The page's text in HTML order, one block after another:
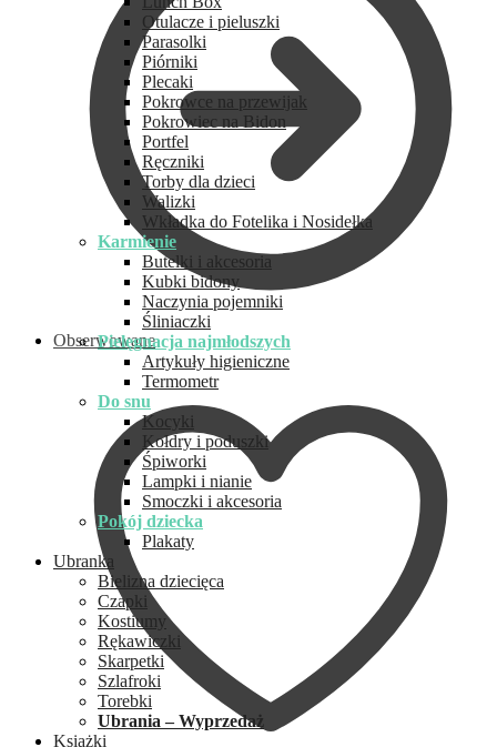
Obserwowane
Otulacze i pieluszki
Parasolki
Piórniki
Plecaki
Pokrowce na przewijak
Pokrowiec na Bidon
Portfel
Ręczniki
Torby dla dzieci
Walizki
Wkładka do Fotelika i Nosidełka
Karmienie
Butelki i akcesoria
Kubki bidony
Naczynia pojemniki
Śliniaczki
Pielęgnacja najmłodszych
Artykuły higieniczne
Termometr
Do snu
Kocyki
Kołdry i poduszki
Śpiworki
Lampki i nianie
Smoczki i akcesoria
Pokój dziecka
Plakaty
Ubranka
Bielizna dziecięca
Czapki
Kostiumy
Rękawiczki
Skarpetki
Szlafroki
Torebki
Ubrania – Wyprzedaż
Książki